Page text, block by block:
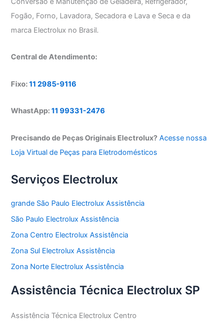
Fogão, Forno, Lavadora, Secadora e Lava e Seca e da
marca Electrolux no Brasil.
Central de Atendimento:
Fixo:11 2985-9116
WhastApp:11 99331-2476
Precisando de Peças Originais Electrolux? Acesse nossa
Loja Virtual de Peças para Eletrodomésticos
Serviços Electrolux
grande São Paulo Electrolux Assistência
São Paulo Electrolux Assistência
Zona Centro Electrolux Assistência
Zona Sul Electrolux Assistência
Zona Norte Electrolux Assistência
Assistência Técnica Electrolux SP
Assistência Técnica Electrolux Centro